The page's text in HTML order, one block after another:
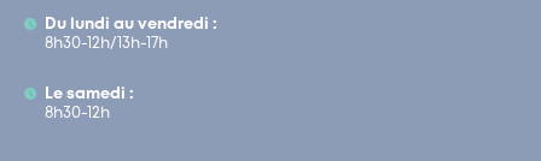
Du lundi au vendredi :
8h30-12h/13h-17h
Le samedi :
8h30-12h